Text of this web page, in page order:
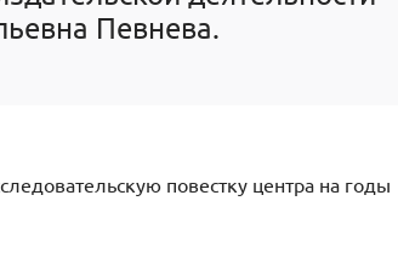
Певнева.
повестку центра на годы